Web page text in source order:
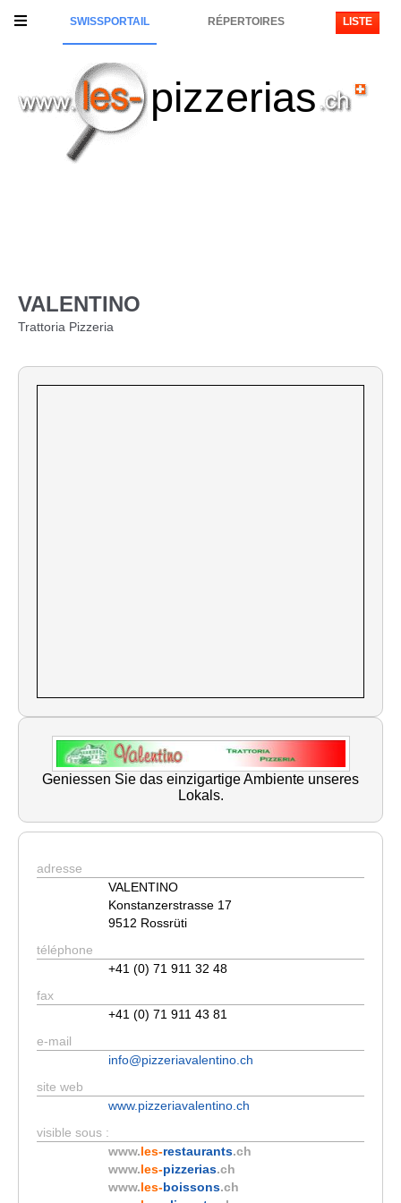
SWISSPORTAIL RÉPERTOIRES LISTE
pizzerias
VALENTINO
Trattoria Pizzeria
Geniessen Sie das einzigartige Ambiente unseres
Lokals.
adresse
VALENTINO
Konstanzerstrasse 17
9512 Rossrüti
téléphone
+41 (0) 71 911 32 48
fax
+41 (0) 71 911 43 81
e-mail
info@pizzeriavalentino.ch
site web
www.pizzeriavalentino.ch
visible sous :
www.les-restaurants.ch
www.les-pizzerias.ch
www.les-boissons.ch